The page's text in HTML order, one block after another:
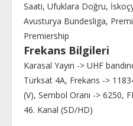
Saati, Ufuklara Doğru,
Avusturya Bundesliga,
Premiership
Frekans Bilgileri
Karasal Yayın -> UHF
Türksat 4A, Frekans ->
(V), Sembol Oranı -> 6250,
46. Kanal (SD/HD)